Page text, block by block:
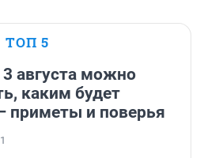
ТОП 5
августа можно
каким будет
приметы и поверья